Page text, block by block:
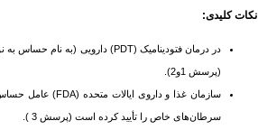
نکات کلیدی:
در درمان فتودینامیک (PDT) دارویی (به نام حساس به نور یا عامل حساس‌کننده به نور) با نوع خاصی از نور، براي نابودی سلول‌های
(پرسش 1و2).
سازمان غذا و داروی ایالات متحده (FDA) عامل حساس‌کننده به نور به نام سدیم پورفیمر، یا فوتوفرين برای استفاده در PDT جهت درمان یا کاهش علائم
سرطان‌های خاص را تأیید کرده ‌است (پرسش 3 ).